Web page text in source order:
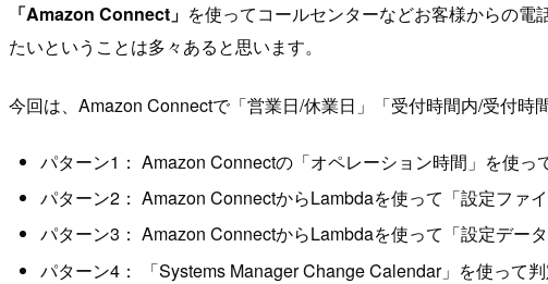
「Amazon Connect」 を使ってコールセンターなどお客様からの
たいということは多々あると思います。
今回は、Amazon Connectで「営業日/休業日」「受付時間内/受付時
パターン1： Amazon Connectの「オペレーション時間」を使っ
パターン2： Amazon ConnectからLambdaを使って「設定ファ
パターン3： Amazon ConnectからLambdaを使って「設定デー
パターン4： 「Systems Manager Change Calendar」を使って